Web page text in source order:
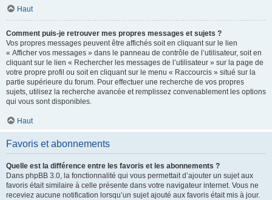
Haut
Comment puis-je retrouver mes propres messages et sujets ?
Vos propres messages peuvent être affichés soit en cliquant sur le lien
« Afficher vos messages » dans le panneau de contrôle de l’utilisateur, soit en
cliquant sur le lien « Rechercher les messages de l’utilisateur » sur la page de
votre propre profil ou soit en cliquant sur le menu « Raccourcis » situé sur la
partie supérieure du forum. Pour effectuer une recherche de vos propres
sujets, utilisez la recherche avancée et remplissez convenablement les options
qui vous sont disponibles.
Haut
Favoris et abonnements
Quelle est la différence entre les favoris et les abonnements ?
Dans phpBB 3.0, la fonctionnalité qui vous permettait d’ajouter un sujet aux
favoris était similaire à celle présente dans votre navigateur internet. Vous ne
receviez aucune notification lorsqu’un sujet ajouté aux favoris était mis à jour.